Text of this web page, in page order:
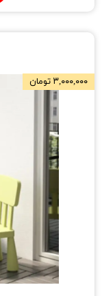
۳,۰۰۰,۰۰۰ تومان